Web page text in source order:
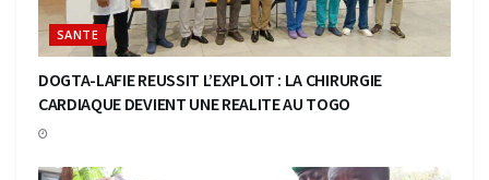
SANTE
DOGTA-LAFIE REUSSIT L’EXPLOIT : LA CHIRURGIE
CARDIAQUE DEVIENT UNE REALITE AU TOGO